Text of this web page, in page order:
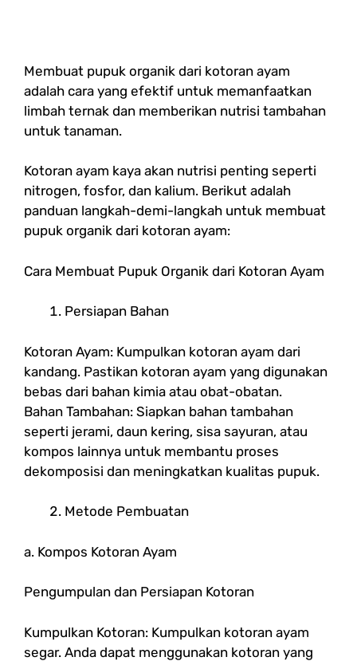
Membuat pupuk organik dari kotoran ayam
adalah cara yang efektif untuk memanfaatkan
limbah ternak dan memberikan nutrisi tambahan
untuk tanaman.
Kotoran ayam kaya akan nutrisi penting seperti
nitrogen, fosfor, dan kalium. Berikut adalah
panduan langkah-demi-langkah untuk membuat
pupuk organik dari kotoran ayam:
Cara Membuat Pupuk Organik dari Kotoran Ayam
Persiapan Bahan
Kotoran Ayam: Kumpulkan kotoran ayam dari
kandang. Pastikan kotoran ayam yang digunakan
bebas dari bahan kimia atau obat-obatan.
Bahan Tambahan: Siapkan bahan tambahan
seperti jerami, daun kering, sisa sayuran, atau
kompos lainnya untuk membantu proses
dekomposisi dan meningkatkan kualitas pupuk.
Metode Pembuatan
a. Kompos Kotoran Ayam
Pengumpulan dan Persiapan Kotoran
Kumpulkan Kotoran: Kumpulkan kotoran ayam
segar. Anda dapat menggunakan kotoran yang